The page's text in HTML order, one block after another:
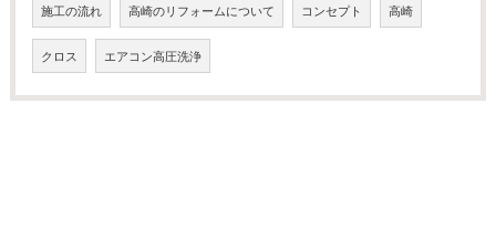
施工の流れ 高崎のリフォームについて コンセプト 高崎
クロス エアコン高圧洗浄